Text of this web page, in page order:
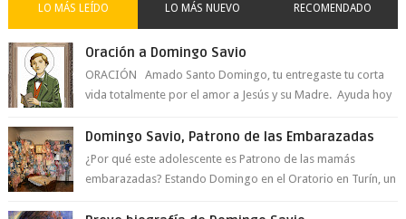
LO MÁS LEÍDO LO MÁS NUEVO RECOMENDADO
Oración a Domingo Savio
ORACIÓN Amado Santo Domingo, tu entregaste tu corta
vida totalmente por el amor a Jesús y su Madre. Ayuda hoy
Domingo Savio, Patrono de las Embarazadas
¿Por qué este adolescente es Patrono de las mamás
embarazadas? Estando Domingo en el Oratorio en Turín, un